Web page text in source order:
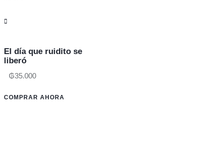
El día que ruidito se
liberó
₲35.000
COMPRAR AHORA